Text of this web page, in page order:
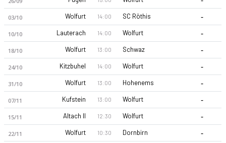
03/10 Wolfurt 14:00 SC Röthis -
10/10 Lauterach 14:00 Wolfurt -
18/10 Wolfurt 13:00 Schwaz -
24/10 Kitzbuhel 14:00 Wolfurt -
31/10 Wolfurt 13:00 Hohenems -
07/11 Kufstein 13:00 Wolfurt -
15/11 Altach II 12:30 Wolfurt -
22/11 Wolfurt 10:30 Dornbirn -